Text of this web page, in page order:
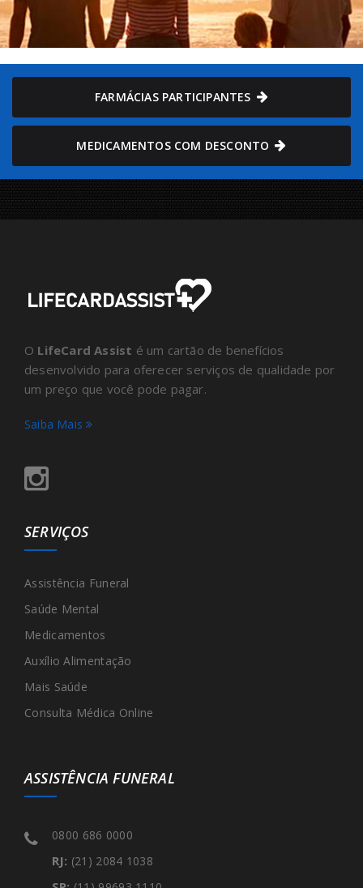
FARMÁCIAS PARTICIPANTES
MEDICAMENTOS COM DESCONTO
O LifeCard Assist é um cartão de benefícios
desenvolvido para oferecer serviços de qualidade por
um preço que você pode pagar.
Saiba Mais
SERVIÇOS
Assistência Funeral
Saúde Mental
Medicamentos
Auxílio Alimentação
Mais Saúde
Consulta Médica Online
ASSISTÊNCIA FUNERAL
0800 686 0000
RJ: (21) 2084 1038